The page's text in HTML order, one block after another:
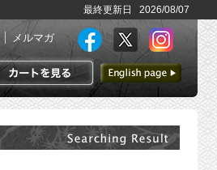
最終更新日 2026/08/07
メルマガ
カートを見る
英語ページへ